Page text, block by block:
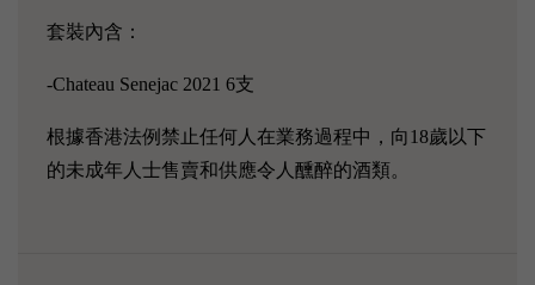
套裝內含：
-Chateau Senejac 2021 6支
根據香港法例禁止任何人在業務過程中，向18歲以下
的未成年人士售賣和供應令人醺醉的酒類。